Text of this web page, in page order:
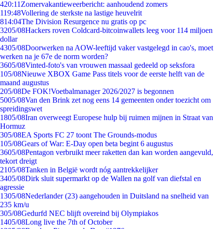
420:11 Zomervakantieweerbericht: aanhoudend zomers
119:48Vollering de sterkste na lastige heuvelrit
814:04The Division Resurgence nu gratis op pc
3205/08Hackers roven Coldcard-bitcoinwallets leeg voor 114 miljoen
dollar
4305/08Doorwerken na AOW-leeftijd vaker vastgelegd in cao's, moet
werken na je 67e de norm worden?
3605/08Vinted-foto's van vrouwen massaal gedeeld op seksfora
105/08Nieuwe XBOX Game Pass titels voor de eerste helft van de
maand augustus
205/08De FOK!Voetbalmanager 2026/2027 is begonnen
5005/08Van den Brink zet nog eens 14 gemeenten onder toezicht om
spreidingswet
1805/08Iran overweegt Europese hulp bij ruimen mijnen in Straat van
Hormuz
305/08EA Sports FC 27 toont The Grounds-modus
105/08Gears of War: E-Day open beta begint 6 augustus
3605/08Pentagon verbruikt meer raketten dan kan worden aangevuld,
tekort dreigt
2105/08Tanken in België wordt nóg aantrekkelijker
3405/08Dirk sluit supermarkt op de Wallen na golf van diefstal en
agressie
1305/08Nederlander (23) aangehouden in Duitsland na snelheid van
235 km/u
305/08Gedurfd NEC blijft overeind bij Olympiakos
1405/08Long live the 7th of October